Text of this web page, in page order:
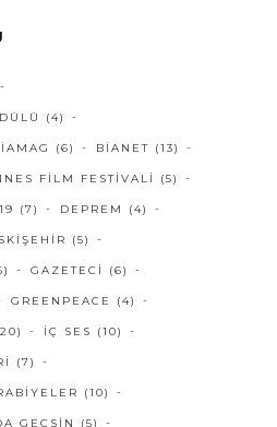
(4)
(6) BIANET (13)
FILM FESTIVALI (5)
(7) DEPREM (4)
(5)
GAZETECI (6)
GREENPEACE (4)
IÇ SES (10)
(7)
(10)
GEÇSIN (5)